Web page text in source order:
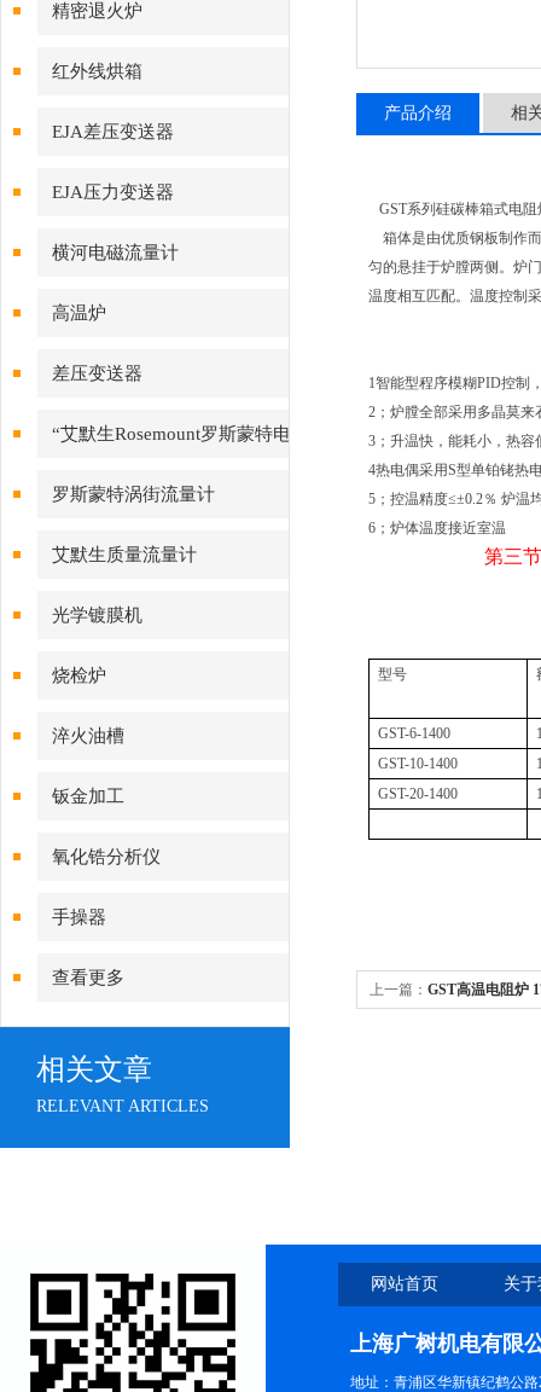
精密退火炉
红外线烘箱
EJA差压变送器
EJA压力变送器
横河电磁流量计
高温炉
差压变送器
“艾默生Rosemount罗斯蒙特电
磁流量计
罗斯蒙特涡街流量计
艾默生质量流量计
光学镀膜机
烧检炉
淬火油槽
钣金加工
氧化锆分析仪
手操器
查看更多
相关文章
RELEVANT ARTICLES
产品介绍 相
GST系列硅碳棒箱式电
箱体是由优质钢板制作
匀的悬挂于炉膛两侧。炉
温度相互匹配。温度控制
1智能型程序模糊PID控制
2；炉膛全部采用多晶莫
3；升温快，能耗小，热容
4热电偶采用S型单铂铑热
5；控温精度≤±0.2％ 炉温
6；炉体温度接近室温
第三节
型号
GST-6-1400
GST-10-1400
GST-20-1400
上一篇： GST高温电阻炉
网站首页 关
上海广树机电有限
地址：青浦区华新镇纪鹤公路